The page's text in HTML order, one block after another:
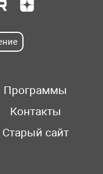
Программы
Контакты
Старый сайт